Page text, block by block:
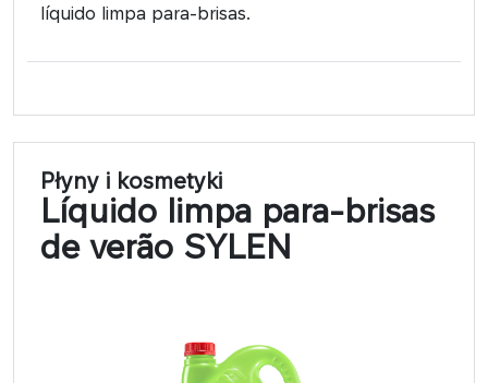
líquido limpa para-brisas.
Płyny i kosmetyki
Líquido limpa para-brisas
de verão SYLEN